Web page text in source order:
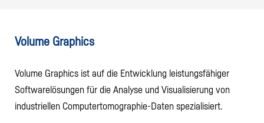
Volume Graphics
Volume Graphics ist auf die Entwicklung leistungsfähiger
Softwarelösungen für die Analyse und Visualisierung von
industriellen Computertomographie-Daten spezialisiert.